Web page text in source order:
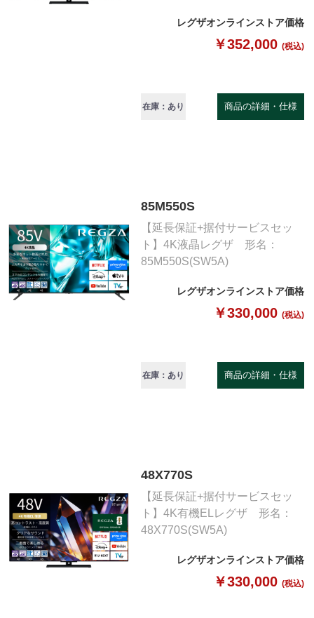
レグザオンラインストア価格
￥352,000 (税込)
在庫：あり 商品の詳細・仕様
85M550S
【延長保証+据付サービスセッ
ト】4K液晶レグザ 形名：
85M550S(SW5A)
レグザオンラインストア価格
￥330,000 (税込)
在庫：あり 商品の詳細・仕様
48X770S
【延長保証+据付サービスセッ
ト】4K有機ELレグザ 形名：
48X770S(SW5A)
レグザオンラインストア価格
￥330,000 (税込)